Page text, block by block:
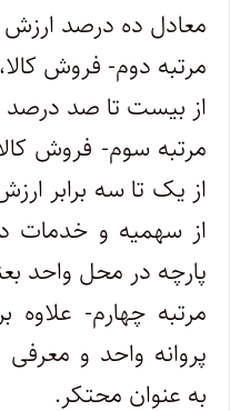
معادل ده درصد ارزش
مرتبه دوم- فروش
از بیست تا صد درصد
مرتبه سوم- فروش
از یک تا سه برابر
از سهمیه و
پارچه در محل واحد
مرتبه چهارم- علاوه
پروانه واحد و
به عنوان محتکر.